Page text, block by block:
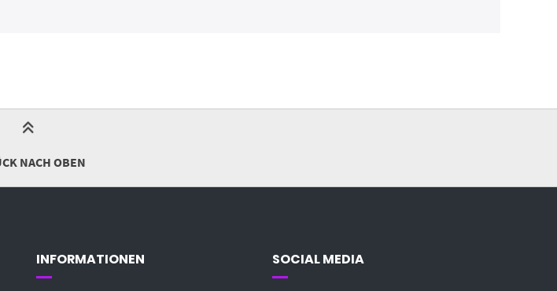
NACH OBEN
INFORMATIONEN SOCIAL MEDIA